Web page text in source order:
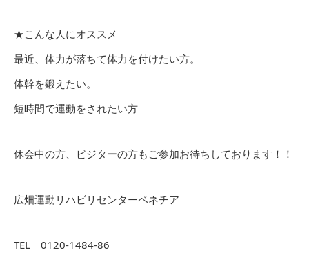
★こんな人にオススメ
最近、体力が落ちて体力を付けたい方。
体幹を鍛えたい。
短時間で運動をされたい方
休会中の方、ビジターの方もご参加お待ちしております！！
広畑運動リハビリセンターベネチア
TEL 0120-1484-86